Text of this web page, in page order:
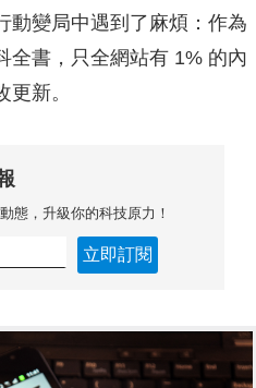
動變局中遇到了麻煩：作為
全書，只全網站有 1% 的內
新。
態，升級你的科技原力！
立即訂閱